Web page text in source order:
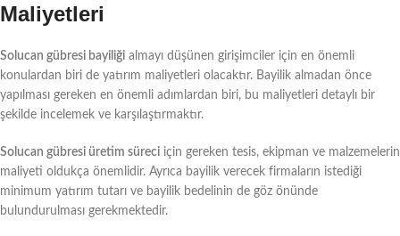
Maliyetleri
Solucan gübresi bayiliği almayı düşünen girişimciler için en önemli
konulardan biri de yatırım maliyetleri olacaktır. Bayilik almadan önce
yapılması gereken en önemli adımlardan biri, bu maliyetleri detaylı bir
şekilde incelemek ve karşılaştırmaktır.
Solucan gübresi üretim süreci için gereken tesis, ekipman ve malzemelerin
maliyeti oldukça önemlidir. Ayrıca bayilik verecek firmaların istediği
minimum yatırım tutarı ve bayilik bedelinin de göz önünde
bulundurulması gerekmektedir.